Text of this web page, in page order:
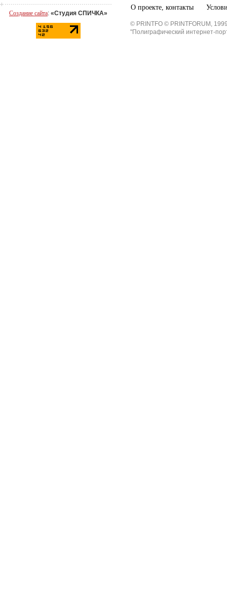
Создание сайта: «Студия СПИЧКА»
О проекте, контакты
© PRINTFO © PRINTFORUM,
"Полиграфический интернет-